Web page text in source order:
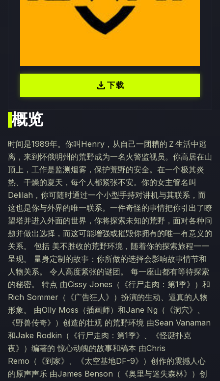
概览
时间是1989年。你叫Henry，从自己一团糟的Ｚ生活中逃
离，来到怀俄明州的荒野成为一名火警监视员。你高居在山
顶上，工作是监测烟雾，保护荒野的安全。在一个极其炎
热、干燥的夏天，每个人都紧张不安。你的女主管名叫
Delilah，你可随时通过一个小型手持对讲机与其联系，而
这也是你与外界的唯一联系。一件奇怪的事情把你引出了瞭
望塔并进入外面的世界，你将探索未知的荒野，面对各种问
题并做出选择，而这可能增强或摧毁你拥有的唯一有意义的
关系。 包括 美不胜收的荒野环境，随着你的探索旅程一一
呈现。 量身定制的故事：你所做的选择会影响故事情节和
人物关系。 令人高度紧张的谜团。 每一座山都有等待探索
的秘密。 特点 由Cissy Jones（《行尸走肉：第1季》）和
Rich Sommer（《广告狂人》）扮演的生动、逼真的人物
形象。 由Olly Moss（插画师）和Jane Ng（《洞穴》、
《野兽传奇》）创造的壮观 的荒野环境 由Sean Vanaman
和Jake Rodkin（《行尸走肉：第1季》、《怪诞扑克
夜》）编著的 惊心动魄的故事和稿本 由Chris
Remo（《到家》、《太空基地DF-9》）创作的震撼人心
的原声声乐 由James Benson（《奥里与迷失森林》）创
download下载